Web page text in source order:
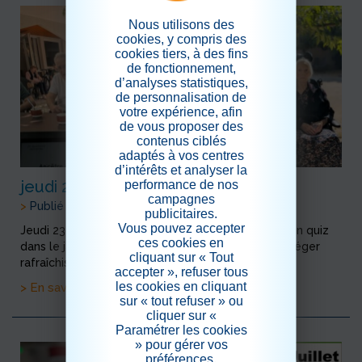
jeudi 23 juillet : café quiz à thème
> Publié le 24/07/2026
Jeudi 23 juillet : café quiz à thème "pétanque" Et un quiz
dans le jardin c'est encore mieux !Profitons de ce léger
rafraîchissement
> En savoir plus
Nous utilisons des
cookies, y compris des
cookies tiers, à des fins
de fonctionnement,
d’analyses statistiques,
de personnalisation de
votre expérience, afin
de vous proposer des
contenus ciblés
adaptés à vos centres
d’intérêts et analyser la
performance de nos
campagnes
publicitaires.
Vous pouvez accepter
ces cookies en
cliquant sur « Tout
accepter », refuser tous
les cookies en cliquant
sur « tout refuser » ou
cliquer sur «
Paramétrer les cookies
» pour gérer vos
préférences.